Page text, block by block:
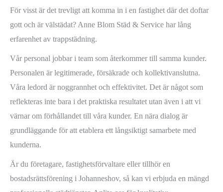
För visst är det trevligt att komma in i en fastighet där det doftar
gott och är välstädat? Anne Blom Städ & Service har lång
erfarenhet av trappstädning.
Vår personal jobbar i team som återkommer till samma kunder.
Personalen är legitimerade, försäkrade och kollektivanslutna.
Våra ledord är noggrannhet och effektivitet. Det är något som
reflekteras inte bara i det praktiska resultatet utan även i att vi
värnar om förhållandet till våra kunder. En nära dialog är
grundläggande för att etablera ett långsiktigt samarbete med
kunderna.
Är du företagare, fastighetsförvaltare eller tillhör en
bostadsrättsförening i Johanneshov, så kan vi erbjuda en mängd